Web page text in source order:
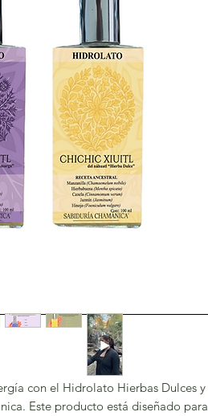
con el Hidrolato Hierbas Dulces y
Este producto está diseñado para